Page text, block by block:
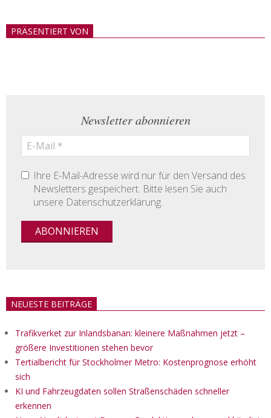
21PRÄSENTIERT VON
Newsletter abonnieren
Ihre E-Mail-Adresse wird nur für den Versand des
Newsletters gespeichert. Bitte lesen Sie auch
unsere Datenschutzerklärung.
NEUESTE BEITRÄGE
Trafikverket zur Inlandsbanan: kleinere Maßnahmen jetzt –
größere Investitionen stehen bevor
Tertialbericht für Stockholmer Metro: Kostenprognose erhöht
sich
KI und Fahrzeugdaten sollen Straßenschäden schneller
erkennen